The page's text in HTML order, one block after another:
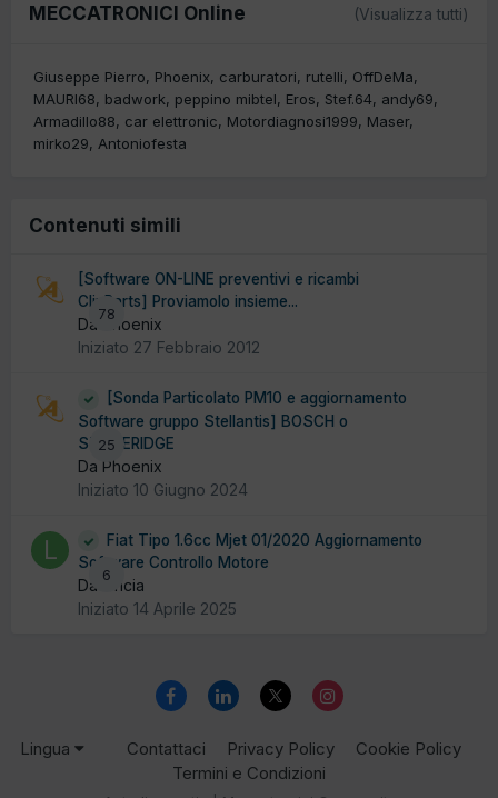
MECCATRONICI Online (Visualizza tutti)
Giuseppe Pierro Phoenix carburatori rutelli
OffDeMa
MAURI68
badwork peppino mibtel Eros Stef.64
andy69
Armadillo88
car elettronic Motordiagnosi1999
Maser
mirko29 Antoniofesta
Contenuti simili
78
[Software ON-LINE preventivi e ricambi
ClipParts] Proviamolo insieme...
Da Phoenix
Iniziato 27 Febbraio 2012
25
[Sonda Particolato PM10 e aggiornamento
Software gruppo Stellantis] BOSCH o
STONERIDGE
Da Phoenix
Iniziato 10 Giugno 2024
6
Fiat Tipo 1.6cc Mjet 01/2020 Aggiornamento
Software Controllo Motore
Da lancia
Iniziato 14 Aprile 2025
Lingua Contattaci Privacy Policy
Cookie Policy
Termini e Condizioni